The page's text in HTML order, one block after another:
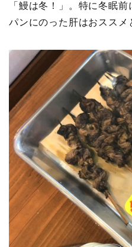
「鰻は冬！」。特に冬眠
パンにのった肝はおススメ